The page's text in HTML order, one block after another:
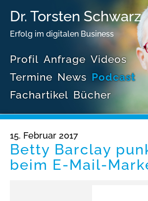
Dr. Torsten Schwarz
Erfolg im digitalen Business
Profil Anfrage Videos
Termine News Podcast
Fachartikel Bücher
15. Februar 2017
Betty Barclay
beim E-Mail-